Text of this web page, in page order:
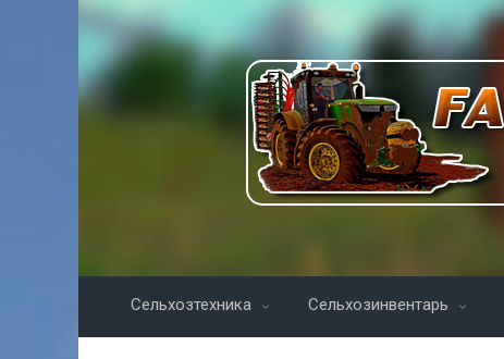
Сельхозтехника Сельхозинвентарь